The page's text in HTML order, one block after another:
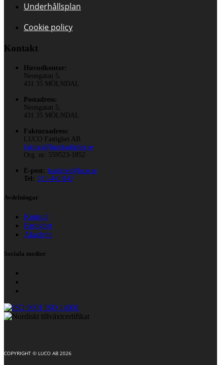
Underhållsplan
Cookie policy
Kontakt
Huvudkontor:
Neongatan 5,
431 35 MÖLNDAL
Postadress:
Neongatan 5,
431 35 MÖLNDAL
Fakturaadress:
LUCO Fastighet AB
faktura@lucofastighet.se
Org. nr: 559523- 1852
E-post: fastighet@luco.se
Tel: 031-440 840
Avdelningar
Konsult
Fastighet
Akademi
Sociala medier
COPYRIGHT © LUCO AB 2026